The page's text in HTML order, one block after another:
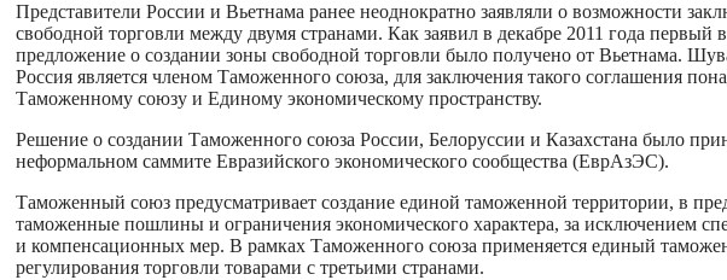
Представители России и Вьетнама ранее неоднократно заявляли о возможности
свободной торговли между двумя странами. Как заявил в декабре 2011 года
предложение о создании зоны свободной торговли было получено от Вьетнама.
Россия является членом Таможенного союза, для заключения такого соглашения
Таможенному союзу и Единому экономическому пространству.
Решение о создании Таможенного союза России, Белоруссии и Казахстана было
неформальном саммите Евразийского экономического сообщества (ЕврАзЭС).
Таможенный союз предусматривает создание единой таможенной территории, в
таможенные пошлины и ограничения экономического характера, за исключением
и компенсационных мер. В рамках Таможенного союза применяется единый
регулирования торговли товарами с третьими странами.